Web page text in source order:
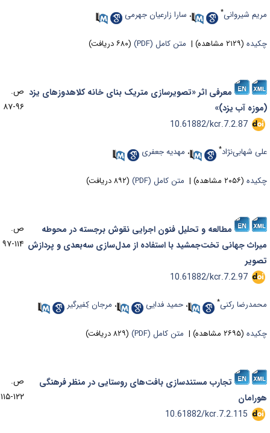
شیروانی ،سارا زارعیان جهرمی
(۲۱۲۹ مشاهده) | متن کامل (PDF) (۶۸۰ دریافت)
معرفی اثر «تصویرسازی متریک بنای خانه کلاهدوزهای یزد
آب یزد)»
ص.
۹۶-۸۷
‎ 10.61882/kcr.7.2.87
شهابی‌نژاد* ،مهدیه جعفری
(۲۰۵۶ مشاهده) | متن کامل (PDF) (۸۹۲ دریافت)
مطالعه و تحلیل فنون اجرایی نقوش برجسته در محوطه
جهانی تخت‌جمشید با استفاده از مدل‌سازی سه‌بعدی و پردازش
ص.
۱۱۴-۹۷
‎ 10.61882/kcr.7.2.97
رکنی ،حمید فدایی ،مرجان کِفیرگیر
(۲۶۹۵ مشاهده) | متن کامل (PDF) (۸۲۹ دریافت)
تجارب مستندسازی بافت‌های روستایی در منظر فرهنگی
ص.
۱۲۲-۱۱۵
‎ 10.61882/kcr.7.2.115